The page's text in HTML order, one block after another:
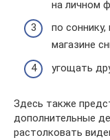
на личном
по
магазине
угощать
Здесь также
дополнительные
растолковать